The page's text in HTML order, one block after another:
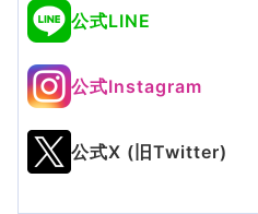
公式LINE
公式Instagram
公式X (旧Twitter)